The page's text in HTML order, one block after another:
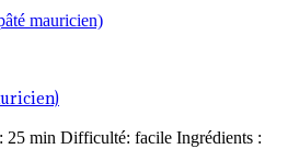
25 min Difficulté: facile Ingrédients :